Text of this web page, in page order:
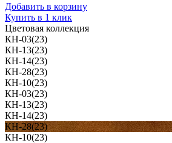
Добавить в корзину
Купить в 1 клик
Цветовая коллекция
КН-03(23)
КН-13(23)
КН-14(23)
КН-28(23)
КН-10(23)
КН-03(23)
КН-13(23)
КН-14(23)
КН-28(23)
КН-10(23)